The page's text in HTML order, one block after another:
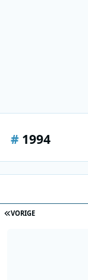
# 1994
EERSTE PAGINA
VORIGE